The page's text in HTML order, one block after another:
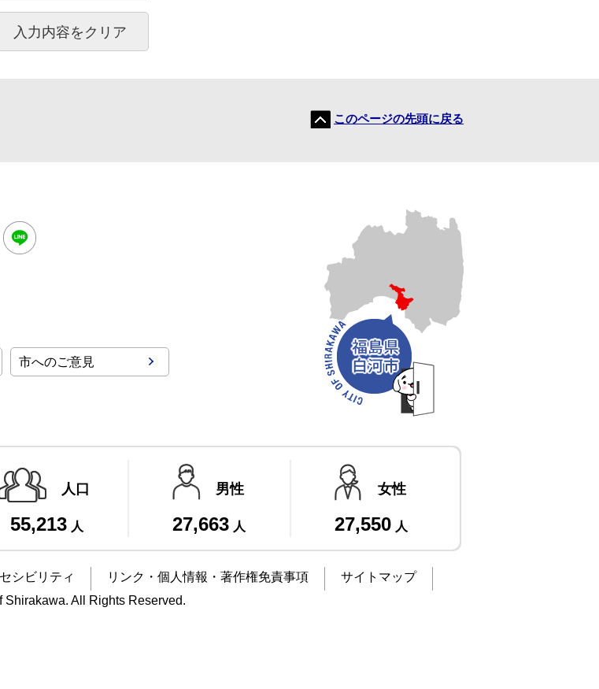
このページの先頭に戻る
Youtube
市へのご意見
人口
55,213 人
男性
27,663 人
女性
27,550 人
シビリティ リンク・個人情報・著作権免責事項
サイトマップ
Shirakawa. All Rights Reserved.